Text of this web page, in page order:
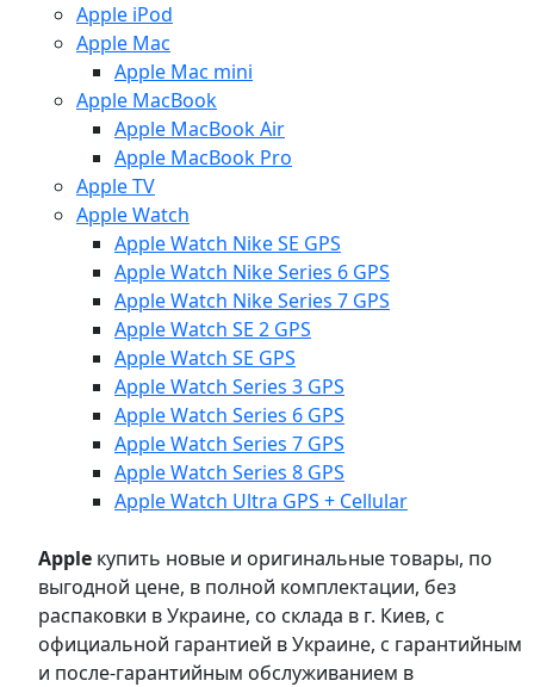
Apple iPod
Apple Mac
Apple Mac mini
Apple MacBook
Apple MacBook Air
Apple MacBook Pro
Apple TV
Apple Watch
Apple Watch Nike SE GPS
Apple Watch Nike Series 6 GPS
Apple Watch Nike Series 7 GPS
Apple Watch SE 2 GPS
Apple Watch SE GPS
Apple Watch Series 3 GPS
Apple Watch Series 6 GPS
Apple Watch Series 7 GPS
Apple Watch Series 8 GPS
Apple Watch Ultra GPS + Cellular
Apple купить новые и оригинальные товары, по
выгодной цене, в полной комплектации, без
распаковки в Украине, со склада в г. Киев, с
официальной гарантией в Украине, с гарантийным
и после-гарантийным обслуживанием в